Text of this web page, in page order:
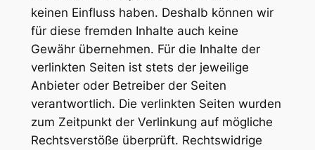
keinen Einfluss haben. Deshalb können wir
für diese fremden Inhalte auch keine
Gewähr übernehmen. Für die Inhalte der
verlinkten Seiten ist stets der jeweilige
Anbieter oder Betreiber der Seiten
verantwortlich. Die verlinkten Seiten wurden
zum Zeitpunkt der Verlinkung auf mögliche
Rechtsverstöße überprüft. Rechtswidrige